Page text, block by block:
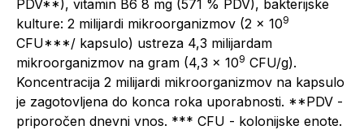
PDV**), vitamin B6 8 mg (571 % PDV), bakterijske
kulture: 2 milijardi mikroorganizmov (2 x 109
CFU***/ kapsulo) ustreza 4,3 milijardam
mikroorganizmov na gram (4,3 x 109 CFU/g).
Koncentracija 2 milijardi mikroorganizmov na kapsulo
je zagotovljena do konca roka uporabnosti. **PDV -
priporočen dnevni vnos. *** CFU - kolonijske enote.